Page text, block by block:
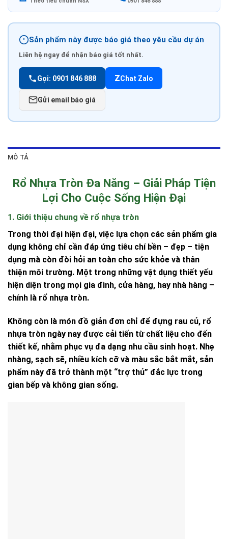
Sản phẩm này được báo giá theo yêu cầu dự án
Liên hệ ngay để nhận báo giá tốt nhất.
Gọi: 0901 846 888 ZChat Zalo
Gửi email báo giá
MÔ TẢ
Rổ Nhựa Tròn Đa Năng – Giải Pháp Tiện
Lợi Cho Cuộc Sống Hiện Đại
1. Giới thiệu chung về rổ nhựa tròn
Trong thời đại hiện đại, việc lựa chọn các sản phẩm gia
dụng không chỉ cần đáp ứng tiêu chí bền – đẹp – tiện
dụng mà còn đòi hỏi an toàn cho sức khỏe và thân
thiện môi trường. Một trong những vật dụng thiết yếu
hiện diện trong mọi gia đình, cửa hàng, hay nhà hàng –
chính là rổ nhựa tròn.
Không còn là món đồ giản đơn chỉ để đựng rau củ, rổ
nhựa tròn ngày nay được cải tiến từ chất liệu cho đến
thiết kế, nhằm phục vụ đa dạng nhu cầu sinh hoạt. Nhẹ
nhàng, sạch sẽ, nhiều kích cỡ và màu sắc bắt mắt, sản
phẩm này đã trở thành một “trợ thủ” đắc lực trong
gian bếp và không gian sống.